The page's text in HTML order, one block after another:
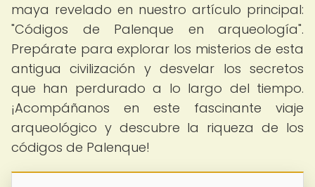
maya revelado en nuestro artículo principal:
"Códigos de Palenque en arqueología".
Prepárate para explorar los misterios de esta
antigua civilización y desvelar los secretos
que han perdurado a lo largo del tiempo.
¡Acompáñanos en este fascinante viaje
arqueológico y descubre la riqueza de los
códigos de Palenque!